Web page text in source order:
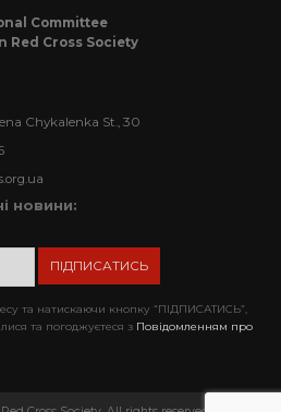
Committee
Red Cross Society
Chykalenka St., 30
новини:
та натискаючи кнопку “ПІДПИСАТИСЬ”,
та погоджуєтеся з Повідомленням про